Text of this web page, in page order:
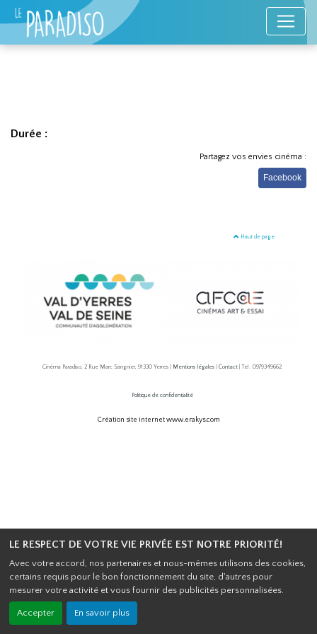
LE RESPECT DE VOTRE VIE PRIVÉE EST NOTRE PRIORITÉ!
Avec votre accord, nos partenaires et nous-mêmes utilisons des cookies,
certains requis pour le bon fonctionnement du site, d'autres pour
mesurer votre activité et vous fournir des publicités personnalisées.
Accepter En savoir plus
Durée :
Partagez vos envies cinéma :
Facebook
Haut de page
Cinéma Paradiso, 2 Rue Marc Sangnier, 91330 Yerres | Mentions légales Contact | Tel : 0979349662
Politique de confidentialité
Création site internet www.erakys.com